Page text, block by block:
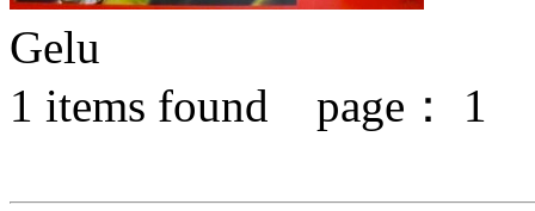
Gelu
1 items found page： 1